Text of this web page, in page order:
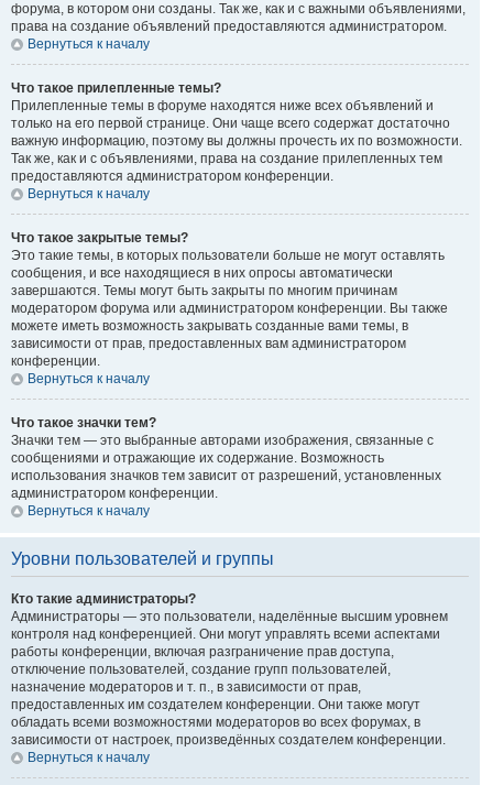
форума, в котором они созданы. Так же, как и с важными объявлениями,
права на создание объявлений предоставляются администратором.
Вернуться к началу
Что такое прилепленные темы?
Прилепленные темы в форуме находятся ниже всех объявлений и
только на его первой странице. Они чаще всего содержат достаточно
важную информацию, поэтому вы должны прочесть их по возможности.
Так же, как и с объявлениями, права на создание прилепленных тем
предоставляются администратором конференции.
Вернуться к началу
Что такое закрытые темы?
Это такие темы, в которых пользователи больше не могут оставлять
сообщения, и все находящиеся в них опросы автоматически
завершаются. Темы могут быть закрыты по многим причинам
модератором форума или администратором конференции. Вы также
можете иметь возможность закрывать созданные вами темы, в
зависимости от прав, предоставленных вам администратором
конференции.
Вернуться к началу
Что такое значки тем?
Значки тем — это выбранные авторами изображения, связанные с
сообщениями и отражающие их содержание. Возможность
использования значков тем зависит от разрешений, установленных
администратором конференции.
Вернуться к началу
Уровни пользователей и группы
Кто такие администраторы?
Администраторы — это пользователи, наделённые высшим уровнем
контроля над конференцией. Они могут управлять всеми аспектами
работы конференции, включая разграничение прав доступа,
отключение пользователей, создание групп пользователей,
назначение модераторов и т. п., в зависимости от прав,
предоставленных им создателем конференции. Они также могут
обладать всеми возможностями модераторов во всех форумах, в
зависимости от настроек, произведённых создателем конференции.
Вернуться к началу